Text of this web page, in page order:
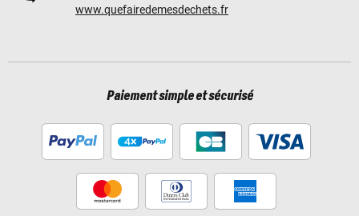
www.quefairedemesdechets.fr
Paiement simple et sécurisé